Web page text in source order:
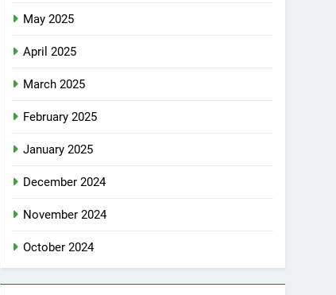
May 2025
April 2025
March 2025
February 2025
January 2025
December 2024
November 2024
October 2024